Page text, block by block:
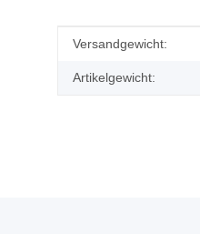
Produkteigenschaft
Wert
Versandgewicht:
Artikelgewicht: